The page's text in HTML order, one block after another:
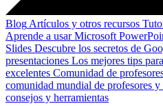
Blog Artículos y otros recursos
Aprende a usar Microsoft
Slides Descubre los secretos de
presentaciones Los mejores tips
excelentes Comunidad de
comunidad mundial de profesores y
consejos y herramientas